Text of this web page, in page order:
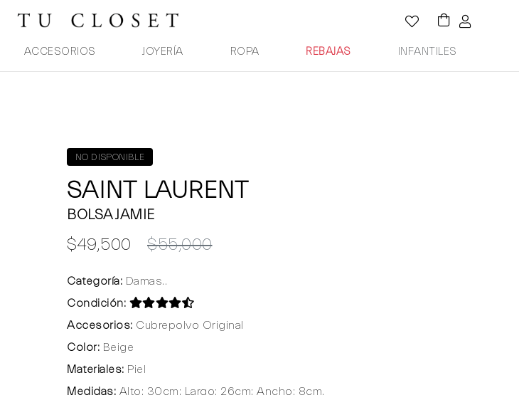
ACCESORIOS JOYERÍA ROPA REBAJAS INFANTILES
NO DISPONIBLE
SAINT LAURENT
BOLSA JAMIE
$49,500 $55,000
Categoría: Damas..
Condición:
Accesorios: Cubrepolvo Original
Color: Beige
Materiales: Piel
Medidas: Alto: 30cm; Largo: 26cm; Ancho: 8cm.